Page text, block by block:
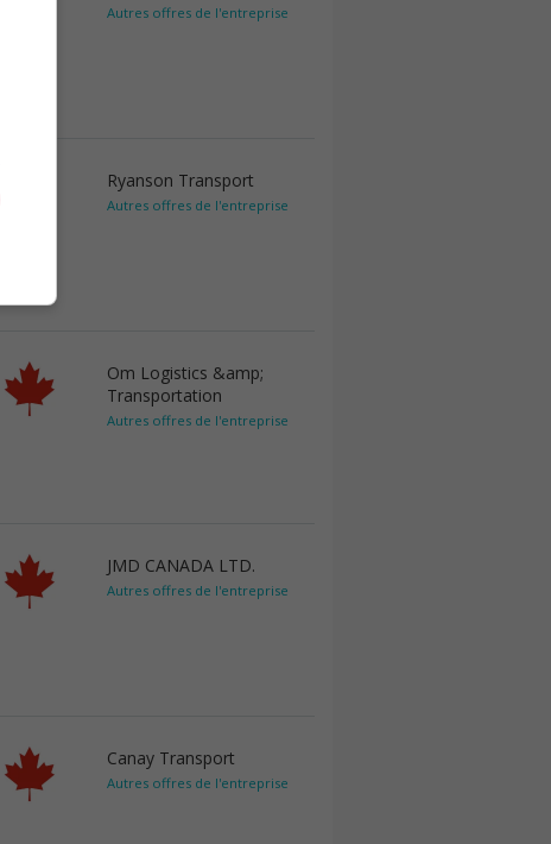
Autres offres de l'entreprise
Ryanson Transport
Autres offres de l'entreprise
Om Logistics &amp;
Transportation
Autres offres de l'entreprise
JMD CANADA LTD.
Autres offres de l'entreprise
Canay Transport
Autres offres de l'entreprise